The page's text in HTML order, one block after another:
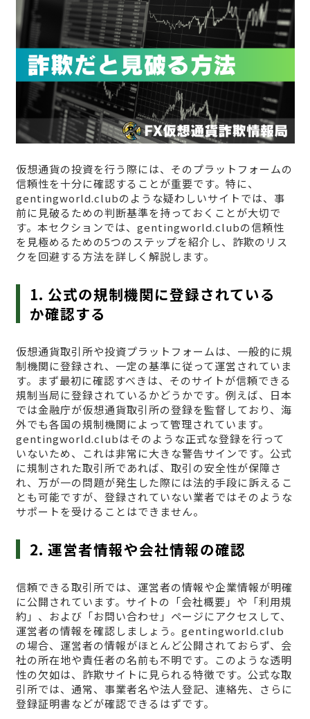
仮想通貨の投資を行う際には、そのプラットフォームの
信頼性を十分に確認することが重要です。特に、
gentingworld.clubのような疑わしいサイトでは、事
前に見破るための判断基準を持っておくことが大切で
す。本セクションでは、gentingworld.clubの信頼性
を見極めるための5つのステップを紹介し、詐欺のリス
クを回避する方法を詳しく解説します。
1. 公式の規制機関に登録されている
か確認する
仮想通貨取引所や投資プラットフォームは、一般的に規
制機関に登録され、一定の基準に従って運営されていま
す。まず最初に確認すべきは、そのサイトが信頼できる
規制当局に登録されているかどうかです。例えば、日本
では金融庁が仮想通貨取引所の登録を監督しており、海
外でも各国の規制機関によって管理されています。
gentingworld.clubはそのような正式な登録を行って
いないため、これは非常に大きな警告サインです。公式
に規制された取引所であれば、取引の安全性が保障さ
れ、万が一の問題が発生した際には法的手段に訴えるこ
とも可能ですが、登録されていない業者ではそのような
サポートを受けることはできません。
2. 運営者情報や会社情報の確認
信頼できる取引所では、運営者の情報や企業情報が明確
に公開されています。サイトの「会社概要」や「利用規
約」、および「お問い合わせ」ページにアクセスして、
運営者の情報を確認しましょう。gentingworld.club
の場合、運営者の情報がほとんど公開されておらず、会
社の所在地や責任者の名前も不明です。このような透明
性の欠如は、詐欺サイトに見られる特徴です。公式な取
引所では、通常、事業者名や法人登記、連絡先、さらに
登録証明書などが確認できるはずです。